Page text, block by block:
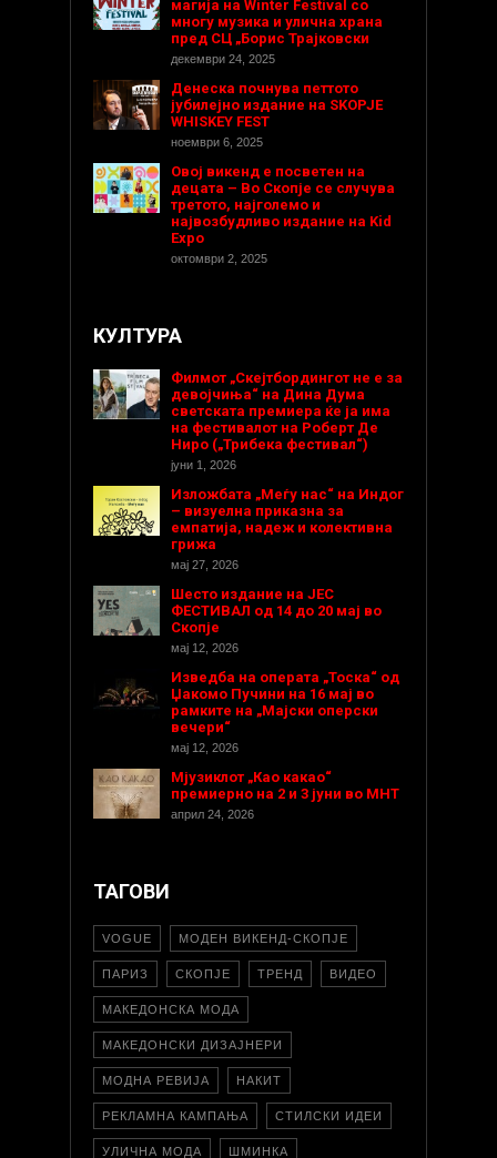
магија на Winter Festival со
многу музика и улична храна
пред СЦ „Борис Трајковски
декември 24, 2025
Денеска почнува петтото
јубилејно издание на SKOPJE
WHISKEY FEST
ноември 6, 2025
Овој викенд е посветен на
децата – Во Скопје се случува
третото, најголемо и
највозбудливо издание на Kid
Expo
октомври 2, 2025
КУЛТУРА
Филмот „Скејтбордингот не е за
девојчиња“ на Дина Дума
светската премиера ќе ја има
на фестивалот на Роберт Де
Ниро („Трибека фестивал“)
јуни 1, 2026
Изложбата „Меѓу нас“ на Индог
– визуелна приказна за
емпатија, надеж и колективна
грижа
мај 27, 2026
Шесто издание на ЈЕС
ФЕСТИВАЛ од 14 до 20 мај во
Скопје
мај 12, 2026
Изведба на операта „Тоска“ од
Џакомо Пучини на 16 мај во
рамките на „Мајски оперски
вечери“
мај 12, 2026
Мјузиклот „Као какао“
премиерно на 2 и 3 јуни во МНТ
април 24, 2026
ТАГОВИ
VOGUE МОДЕН ВИКЕНД-СКОПЈЕ
ПАРИЗ СКОПЈЕ ТРЕНД ВИДЕО
МАКЕДОНСКА МОДА
МАКЕДОНСКИ ДИЗАЈНЕРИ
МОДНА РЕВИЈА НАКИТ
РЕКЛАМНА КАМПАЊА СТИЛСКИ ИДЕИ
УЛИЧНА МОДА ШМИНКА